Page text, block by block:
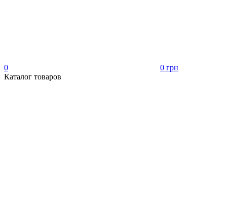
0
0 грн
Каталог товаров